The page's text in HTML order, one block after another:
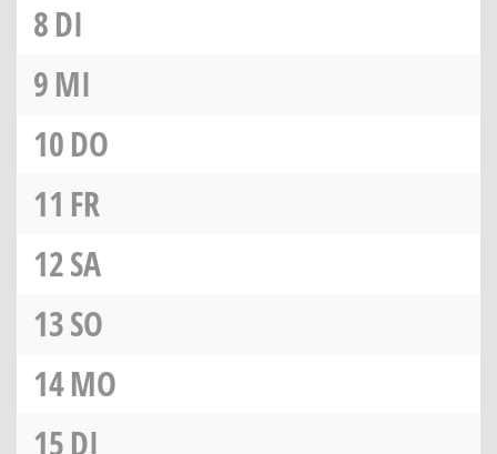
8DI
9MI
10DO
11 FR
12SA
13SO
14MO
15DI